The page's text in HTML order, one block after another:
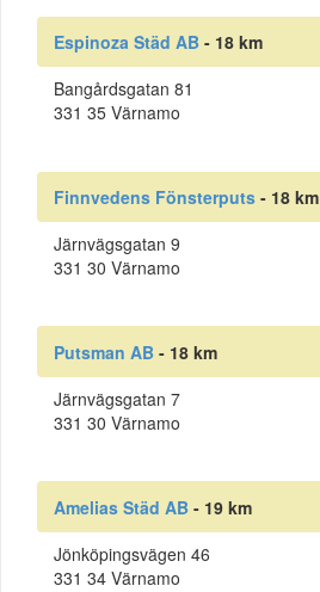
Espinoza Städ AB - 18 km
Bangårdsgatan 81
331 35 Värnamo
Finnvedens Fönsterputs - 18 km
Järnvägsgatan 9
331 30 Värnamo
Putsman AB - 18 km
Järnvägsgatan 7
331 30 Värnamo
Amelias Städ AB - 19 km
Jönköpingsvägen 46
331 34 Värnamo